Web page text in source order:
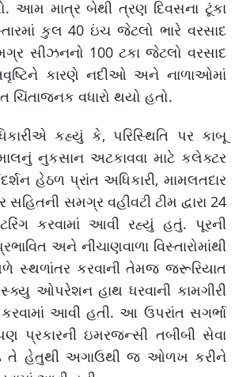
આમ માત્ર બેથી ત્રણ દિવસના ટૂંકા
કુલ 40 ઇંચ જેટલો ભારે વરસાદ
સીઝનનો 100 ટકા જેટલો વરસાદ
કારણે નદીઓ અને નાળાઓમાં
ચિંતાજનક વધારો થયો હતો.
કહ્યું કે, પરિસ્થિતિ પર કાબૂ
નુકસાન અટકાવવા માટે કલેક્ટર
હેઠળ પ્રાંત અધિકારી, મામલતદાર
સમગ્ર વહીવટી ટીમ દ્વારા 24
કરવામાં આવી રહ્યું હતું. પૂરની
અને નીચાણવાળા વિસ્તારોમાંથી
સ્થળાંતર કરવાની તેમજ જરૂરિયાત
ઓપરેશન હાથ ધરવાની કામગીરી
કરવામાં આવી હતી. આ ઉપરાંત સગર્ભા
પ્રકારની ઇમરજન્સી તબીબી સેવા
તે હેતુથી અગાઉથી જ ઓળખ કરીને